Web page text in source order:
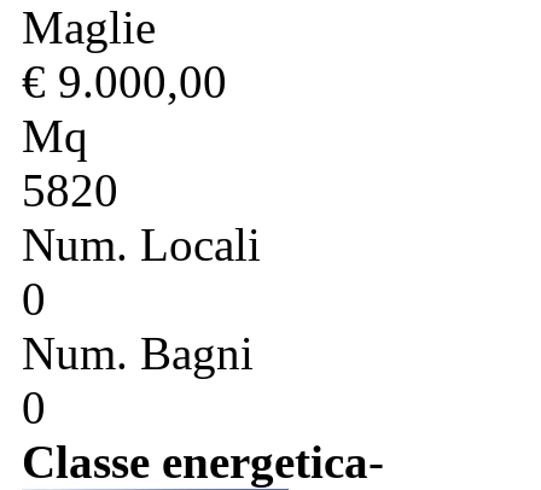
Maglie
€ 9.000,00
Mq
5820
Num. Locali
0
Num. Bagni
0
Classe energetica-